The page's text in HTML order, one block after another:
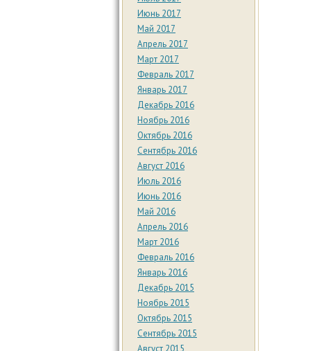
Июнь 2017
Май 2017
Апрель 2017
Март 2017
Февраль 2017
Январь 2017
Декабрь 2016
Ноябрь 2016
Октябрь 2016
Сентябрь 2016
Август 2016
Июль 2016
Июнь 2016
Май 2016
Апрель 2016
Март 2016
Февраль 2016
Январь 2016
Декабрь 2015
Ноябрь 2015
Октябрь 2015
Сентябрь 2015
Август 2015